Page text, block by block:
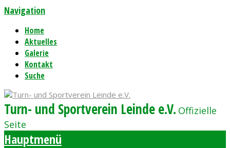
Navigation
Home
Aktuelles
Galerie
Kontakt
Suche
Turn- und Sportverein Leinde e.V. Offizielle
Seite
Hauptmenü